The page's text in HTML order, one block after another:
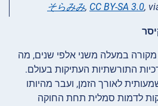
そらみみ, CC BY-SA 3.0,
במעלה משני אלפי שנים, מה
התורשתיות העתיקות בעולם.
לאורך הזמן, ועבר מהיותו
לדמות סמלית תחת החוקה